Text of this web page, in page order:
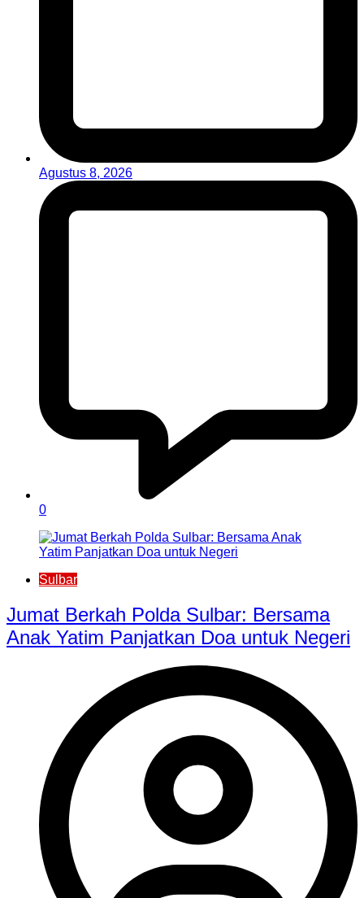
Agustus 8, 2026
0
Sulbar
Jumat Berkah Polda Sulbar: Bersama
Anak Yatim Panjatkan Doa untuk Negeri